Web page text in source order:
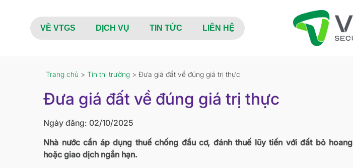
VỀ VTGS DỊCH VỤ TIN TỨC LIÊN HỆ
Trang chủ >Tin thị trường > Đưa giá đất về đúng giá trị thực
Đưa giá đất về đúng giá trị thực
Ngày đăng: 02/10/2025
Nhà nước cần áp dụng thuế chống đầu cơ, đánh thuế lũy tiến với đất bỏ hoang
hoặc giao dịch ngắn hạn.